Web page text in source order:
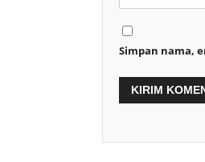
Simpan nama,